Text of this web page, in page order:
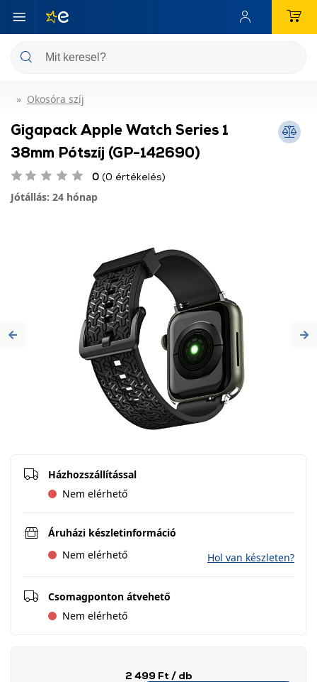
Okosóra szíj
Gigapack Apple Watch Series 1
38mm Pótszíj (GP-142690)
0 (0 értékelés)
Jótállás: 24 hónap
Previous
Házhozszállítással
Nem elérhető
Áruházi készletinformáció
Nem elérhető
Hol van készleten?
Csomagponton átvehető
Nem elérhető
2 499 Ft / db